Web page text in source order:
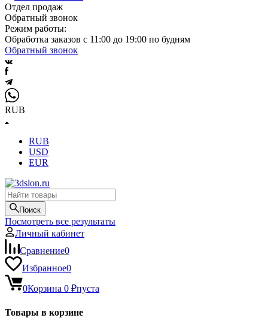
Отдел продаж
Обратный звонок
Режим работы:
Обработка заказов с 11:00 до 19:00 по будням
Обратный звонок
RUB
RUB
USD
EUR
Поиск
Посмотреть все результаты
Личный кабинет
Сравнение0
Избранное0
0Корзина 0 ₽пуста
Товары в корзине